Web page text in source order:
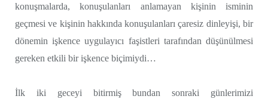
konuşmalarda, konuşulanları anlamayan kişinin isminin
geçmesi ve kişinin hakkında konuşulanları çaresiz dinleyişi, bir
dönemin işkence uygulayıcı faşistleri tarafından düşünülmesi
gereken etkili bir işkence biçimiydi…
İlk iki geceyi bitirmiş bundan sonraki günlerimizi